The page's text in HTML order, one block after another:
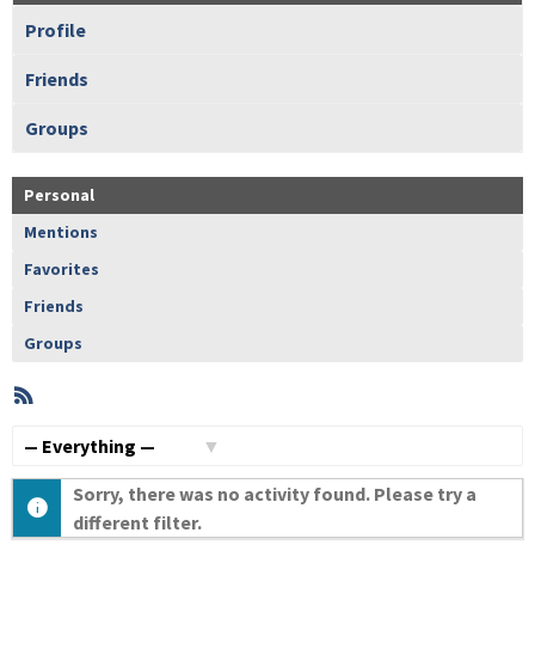
Profile
Friends
Groups
Personal
Mentions
Favorites
Friends
Groups
Member
Activities
Sorry, there was no activity found. Please try a
different filter.